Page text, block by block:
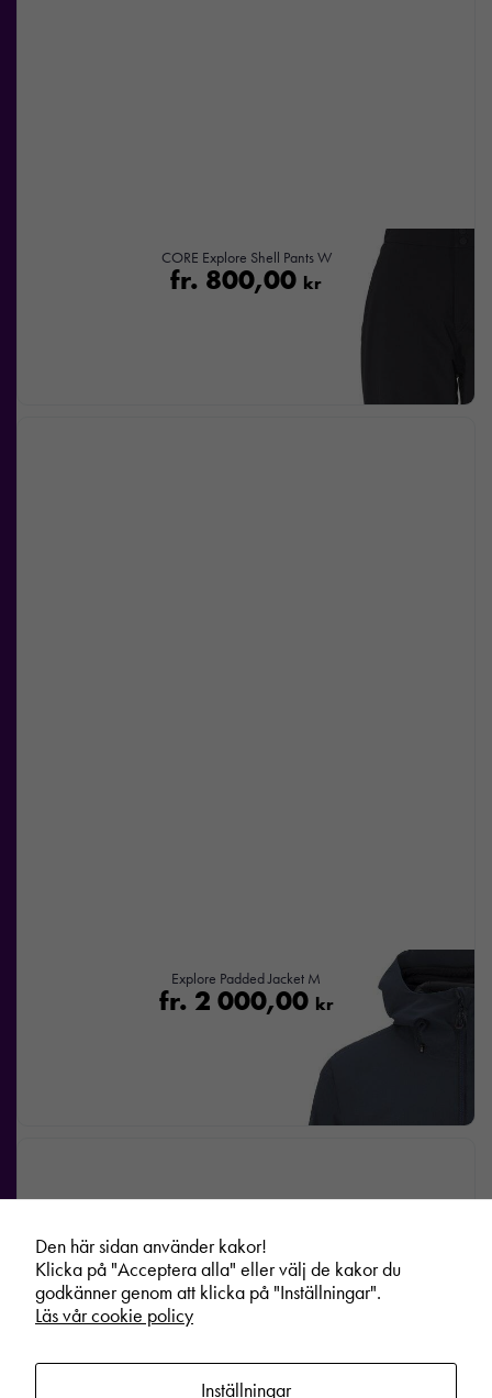
CORE Explore Shell Pants W
fr. 800,00 kr
Explore Padded Jacket M
fr. 2 000,00 kr
Den här sidan använder kakor!
Klicka på "Acceptera alla" eller välj de kakor du
godkänner genom att klicka på "Inställningar".
Läs vår cookie policy
Inställningar